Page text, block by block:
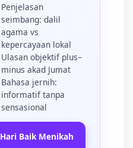
Penjelasan
seimbang: dalil
agama vs
kepercayaan lokal
Ulasan objektif plus–
minus akad Jumat
Bahasa jernih:
informatif tanpa
sensasional
Hari Baik Menikah